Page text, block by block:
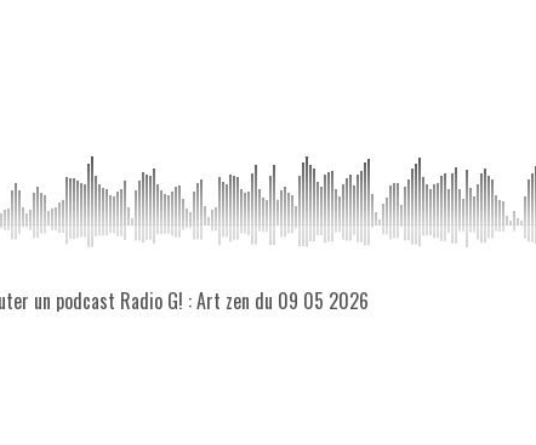
un podcast Radio G! : Art zen du 09 05 2026